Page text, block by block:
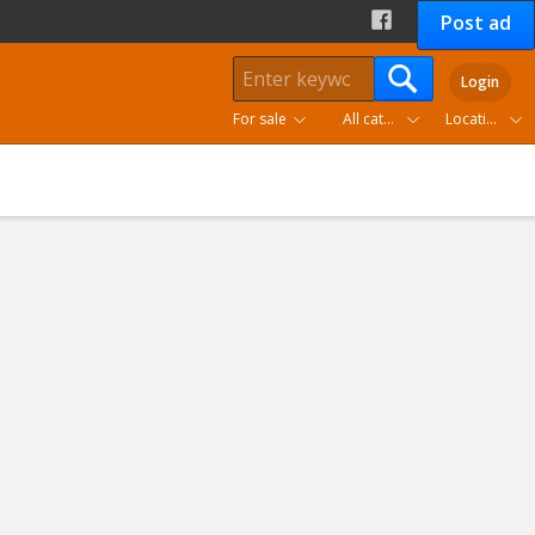
Post ad
Login
For sale
All categories Location